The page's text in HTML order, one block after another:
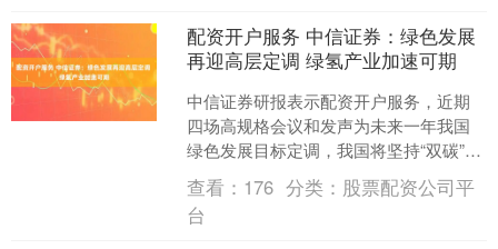
配资开户服务 中信证券：绿色发展
再迎高层定调 绿氢产业加速可期
中信证券研报表示配资开户服务，近期
四场高规格会议和发声为未来一年我国
绿色发展目标定调，我国将坚持“双碳”引
领，推动全面绿色转型，在重点行业深
入推进节能降碳改造，....
查看： 176 分类： 股票配资公司平
台